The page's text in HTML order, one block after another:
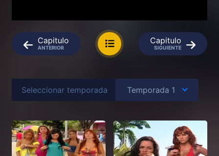
Capitulo
ANTERIOR
Capitulo
SIGUIENTE
Seleccionar temporada